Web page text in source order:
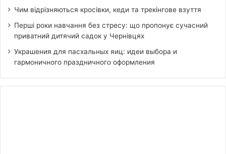
Чим відрізняються кросівки, кеди та трекінгове взуття
Перші роки навчання без стресу: що пропонує сучасний
приватний дитячий садок у Чернівцях
Украшения для пасхальных яиц: идеи выбора и
гармоничного праздничного оформления